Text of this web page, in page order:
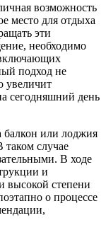
возможность
место для отдыха
эти
необходимо
подход не
увеличит
сегодняшний день
балкон или лоджия
таком случае
В ходе
и
высокой степени
о процессе